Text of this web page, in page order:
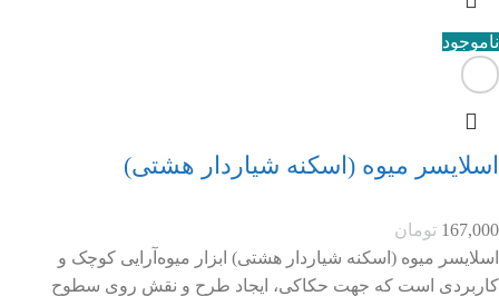
ناموجود
اسلایسر میوه (اسکنه شیاردار هشتی)
167,000 تومان
اسلایسر میوه (اسکنه شیاردار هشتی) ابزار میوه‌آرایی کوچک و
کاربردی است که جهت حکاکی، ایجاد طرح و نقش روی سطوح